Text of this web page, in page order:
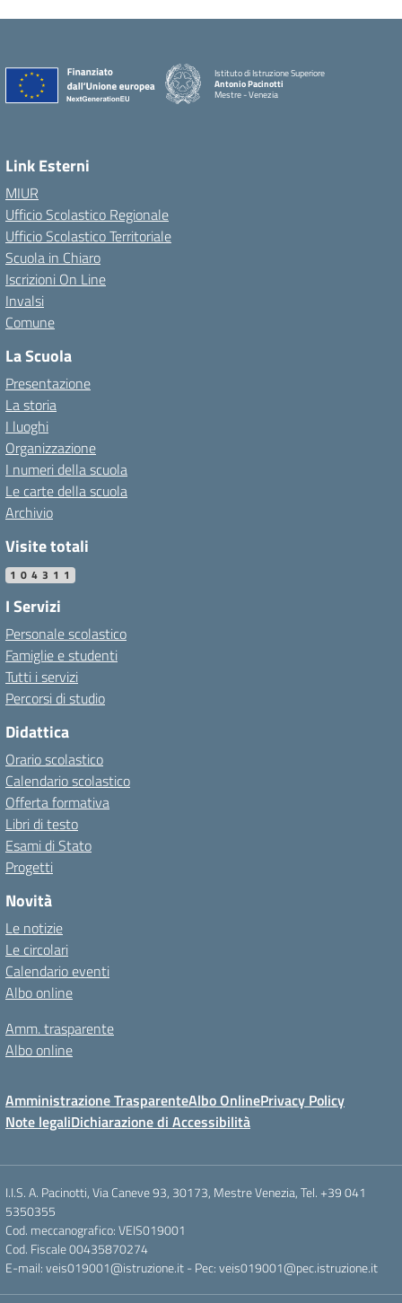
Istituto di Istruzione Superiore
Antonio Pacinotti
Mestre - Venezia
Link Esterni
MIUR
Ufficio Scolastico Regionale
Ufficio Scolastico Territoriale
Scuola in Chiaro
Iscrizioni On Line
Invalsi
Comune
La Scuola
Presentazione
La storia
I luoghi
Organizzazione
I numeri della scuola
Le carte della scuola
Archivio
Visite totali
104311
I Servizi
Personale scolastico
Famiglie e studenti
Tutti i servizi
Percorsi di studio
Didattica
Orario scolastico
Calendario scolastico
Offerta formativa
Libri di testo
Esami di Stato
Progetti
Novità
Le notizie
Le circolari
Calendario eventi
Albo online
Amm. trasparente
Albo online
Amministrazione TrasparenteAlbo OnlinePrivacy Policy
Note legaliDichiarazione di Accessibilità
I.I.S. A. Pacinotti, Via Caneve 93, 30173, Mestre Venezia, Tel. +39 041
5350355
Cod. meccanografico: VEIS019001
Cod. Fiscale 00435870274
E-mail: veis019001@istruzione.it - Pec: veis019001@pec.istruzione.it